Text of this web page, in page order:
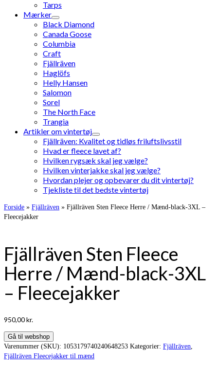
Tarps
Mærker
Black Diamond
Canada Goose
Columbia
Craft
Fjällräven
Haglöfs
Helly Hansen
Salomon
Sorel
The North Face
Trangia
Artikler om vintertøj
Fjällräven: Kvalitet og tidløs friluftslivsstil
Hvad er fleece lavet af?
Hvilken rygsæk skal jeg vælge?
Hvilken vinterjakke skal jeg vælge?
Hvordan plejer og opbevarer du dit vintertøj?
Tjekliste til det bedste vintertøj
Forside » Fjällräven » Fjällräven Sten Fleece Herre / Mænd-black-3XL –
Fleecejakker
Fjällräven Sten Fleece
Herre / Mænd-black-3XL
– Fleecejakker
950,00kr.
Gå til webshop
Varenummer (SKU): 1053179740240648253 Kategorier: Fjällräven
Fjällräven Fleecejakker til mænd